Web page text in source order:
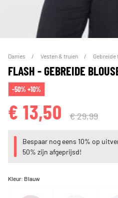
Dames Vesten & truien Gebreide
FLASH - GEBREIDE
-50% +10%
€ 13,50 € 29,99
Bespaar nog eens 10% op
50% zijn afgeprijsd!
Kleur: Blauw